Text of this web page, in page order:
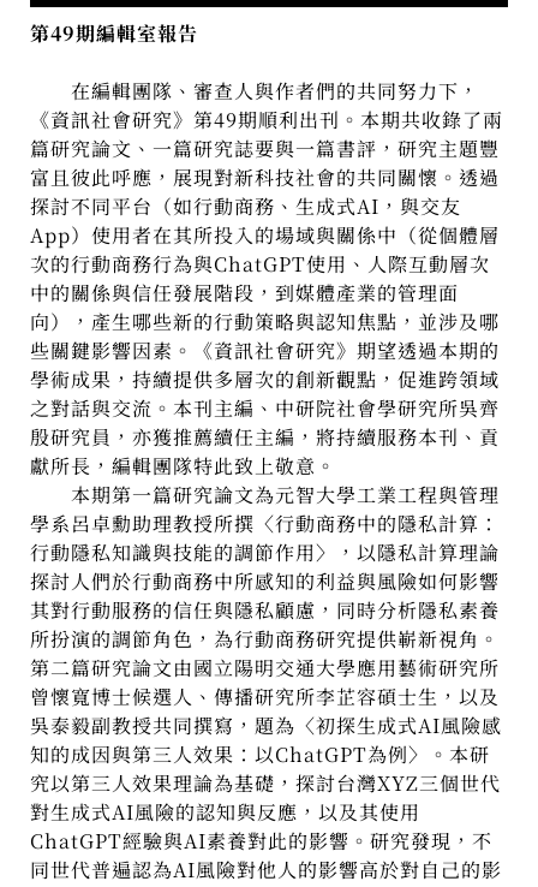
第49期編輯室報告
在編輯團隊、審查人與作者們的共同努力下，
《資訊社會研究》第49期順利出刊。本期共收錄了兩
篇研究論文、一篇研究誌要與一篇書評，研究主題豐
富且彼此呼應，展現對新科技社會的共同關懷。透過
探討不同平台（如行動商務、生成式AI，與交友
App）使用者在其所投入的場域與關係中（從個體層
次的行動商務行為與ChatGPT使用、人際互動層次
中的關係與信任發展階段，到媒體產業的管理面
向），產生哪些新的行動策略與認知焦點，並涉及哪
些關鍵影響因素。《資訊社會研究》期望透過本期的
學術成果，持續提供多層次的創新觀點，促進跨領域
之對話與交流。本刊主編、中研院社會學研究所吳齊
殷研究員，亦獲推薦續任主編，將持續服務本刊、貢
獻所長，編輯團隊特此致上敬意。
本期第一篇研究論文為元智大學工業工程與管理
學系呂卓勳助理教授所撰〈行動商務中的隱私計算：
行動隱私知識與技能的調節作用〉，以隱私計算理論
探討人們於行動商務中所感知的利益與風險如何影響
其對行動服務的信任與隱私顧慮，同時分析隱私素養
所扮演的調節角色，為行動商務研究提供嶄新視角。
第二篇研究論文由國立陽明交通大學應用藝術研究所
曾懷寬博士候選人、傳播研究所李芷容碩士生，以及
吳泰毅副教授共同撰寫，題為〈初探生成式AI風險感
知的成因與第三人效果：以ChatGPT為例〉。本研
究以第三人效果理論為基礎，探討台灣XYZ三個世代
對生成式AI風險的認知與反應，以及其使用
ChatGPT經驗與AI素養對此的影響。研究發現，不
同世代普遍認為AI風險對他人的影響高於對自己的影